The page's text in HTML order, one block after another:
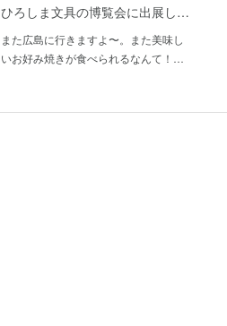
ひろしま文具の博覧会に出展し…
また広島に行きますよ〜。また美味し
いお好み焼きが食べられるなんて！…